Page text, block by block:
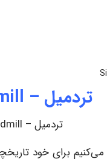
تردمیل – Treadmill
تردمیل – Treadmill
می‌کنیم برای خود